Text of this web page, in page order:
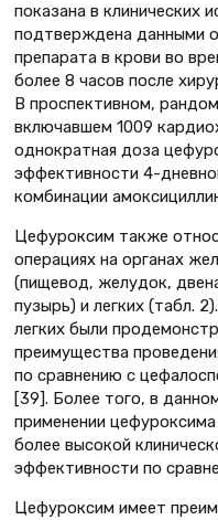
показана в клинических
подтверждена данными
препарата в крови во
более 8 часов после
В проспективном,
включавшем 1009
однократная доза
эффективности 4-
комбинации
Цефуроксим также
операциях на органах
(пищевод, желудок,
пузырь) и легких (табл.
легких были
преимущества
по сравнению с
[39]. Более того, в
применении
более высокой
эффективности по
Цефуроксим имеет